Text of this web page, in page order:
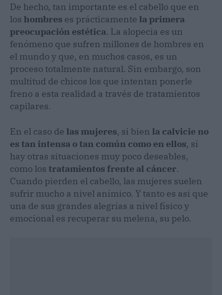
De hecho, tan importante es el cabello que en
los hombres es prácticamente la primera
preocupación estética. La alopecia es un
fenómeno que sufren millones de hombres en
el mundo y que, en muchos casos, es un
proceso totalmente natural. Sin embargo, son
multitud de chicos los que intentan ponerle
freno a esta realidad a través de tratamientos
capilares.
En el caso de las mujeres, si bien la calvicie no
es tan intensa o tan común como en ellos, sí
hay otras situaciones muy poco deseables,
como los tratamientos frente al cáncer.
Cuando pierden el cabello, las mujeres suelen
sufrir mucho a nivel anímico. Y tanto es así que
una de sus grandes alegrías a nivel físico y
emocional es recuperar su melena, su pelo.